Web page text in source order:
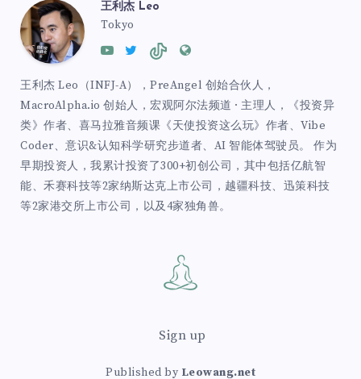
王利杰 Leo
Tokyo
王利杰 Leo（INFJ-A），PreAngel 创始合伙人，
MacroAlpha.io 创始人，宏观阿尔法频道 · 主理人，《投资异
类》作者、喜马拉雅音频课《天使投资这么玩》作者、Vibe
Coder、意识&认知科学研究步道者、AI 智能体驾驶员。 作为
早期投资人，我累计投资了300+初创公司，其中包括亿航智
能、禾赛科技等2家纳斯达克上市公司，越疆科技、迅策科技
等2家港交所上市公司，以及4家独角兽。
Sign up
Published by Leowang.net